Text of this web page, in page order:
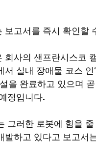
보고서를 즉시 확인할
회사의 샌프란시스코
서 실내 장애물 코스
을 완료하고 있으며
정입니다.
그러한 로봇에 힘을
발하고 있다고 보고서